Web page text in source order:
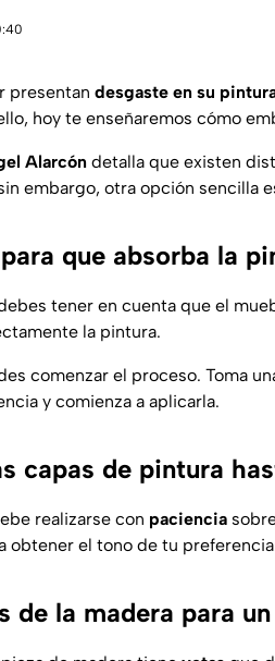
presentan desgaste en su
hoy te enseñaremos cómo
Alarcón detalla que existen
embargo, otra opción sencilla
que absorba la
tener en cuenta que el
la pintura.
comenzar el proceso. Toma
y comienza a aplicarla.
capas de pintura
realizarse con paciencia
obtener el tono de tu
de la madera para